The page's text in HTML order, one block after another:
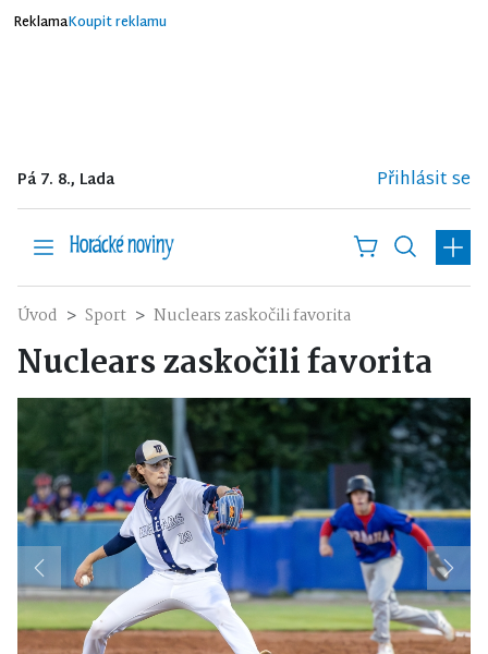
ReklamaKoupit reklamu
Pá 7. 8., Lada Přihlásit se
Úvod Sport Nuclears zaskočili favorita
Nuclears zaskočili favorita
Previous Next